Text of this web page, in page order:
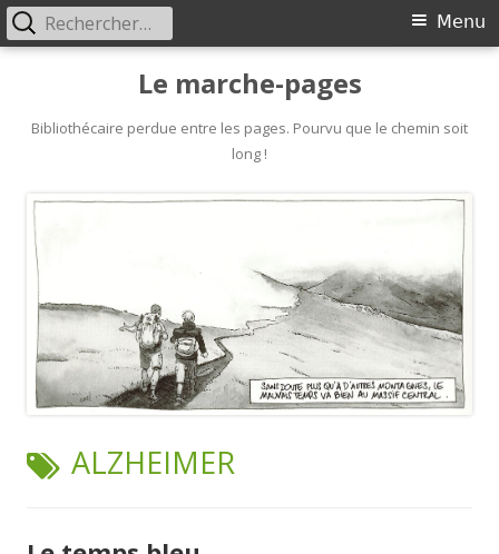
content
Le marche-pages
Bibliothécaire perdue entre les pages. Pourvu que le chemin soit
long !
Primary
Menu
Rechercher :
TAG:
ALZHEIMER